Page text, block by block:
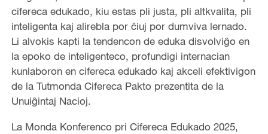
cifereca edukado, kiu estas pli justa, pli altkvalita, pli
inteligenta kaj alirebla por ĉiuj por dumviva lernado.
Li alvokis kapti la tendencon de eduka disvolviĝo en
la epoko de inteligenteco, profundigi internacian
kunlaboron en cifereca edukado kaj akceli efektivigon
de la Tutmonda Cifereca Pakto prezentita de la
Unuiĝintaj Nacioj.
La Monda Konferenco pri Cifereca Edukado 2025,